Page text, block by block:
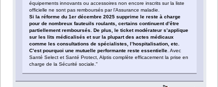
équipements innovants ou accessoires non encore inscrits sur la liste
officielle ne sont pas remboursés par l’Assurance maladie.
Si la réforme du 1er décembre 2025 supprime le reste à charge
pour de nombreux fauteuils roulants, certains continuent d’être
partiellement remboursés. De plus, le ticket modérateur s’applique
sur les lits médicalisés et sur la plupart des actes médicaux
comme les consultations de spécialistes, l’hospitalisation, etc.
C’est pourquoi une mutuelle performante reste essentielle . Avec
Santé Select et Santé Protect, Alptis complète efficacement la prise en
charge de la Sécurité sociale."